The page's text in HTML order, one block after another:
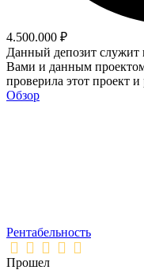
4.500.000 ₽
Данный депозит служит
Вами и данным
проверила этот проект и
Обзор
Рентабельность
Прошел